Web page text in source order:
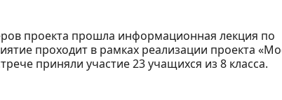
проекта прошла информационная лекция по
проходит в рамках реализации проекта
приняли участие 23 учащихся из 8 класса.